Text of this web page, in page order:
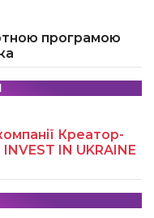
програмою
Креатор-
IN UKRAINE